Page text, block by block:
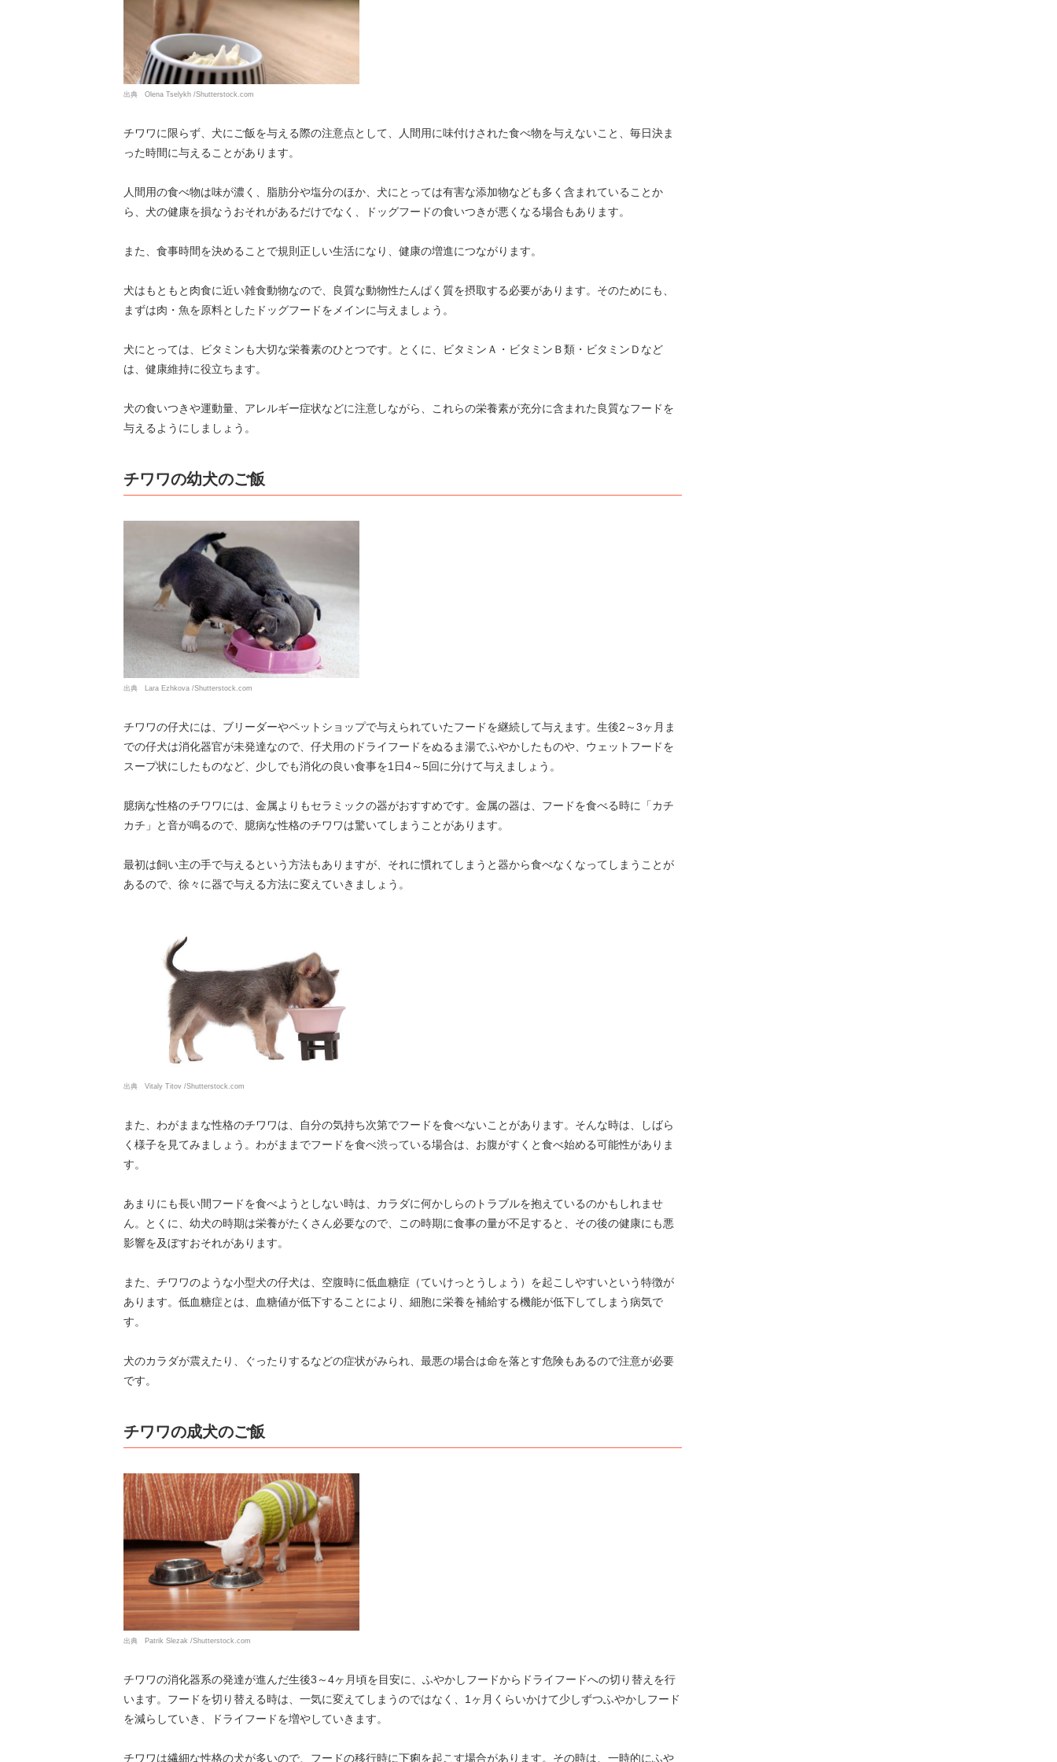
出典 Olena Tselykh /Shutterstock.com
チワワに限らず、犬にご飯を与える際の注意点として、人間用に味付けされた食べ物を与えないこと、毎日決ま
った時間に与えることがあります。
人間用の食べ物は味が濃く、脂肪分や塩分のほか、犬にとっては有害な添加物なども多く含まれていることか
ら、犬の健康を損なうおそれがあるだけでなく、ドッグフードの食いつきが悪くなる場合もあります。
また、食事時間を決めることで規則正しい生活になり、健康の増進につながります。
犬はもともと肉食に近い雑食動物なので、良質な動物性たんぱく質を摂取する必要があります。そのためにも、
まずは肉・魚を原料としたドッグフードをメインに与えましょう。
犬にとっては、ビタミンも大切な栄養素のひとつです。とくに、ビタミンＡ・ビタミンＢ類・ビタミンＤなど
は、健康維持に役立ちます。
犬の食いつきや運動量、アレルギー症状などに注意しながら、これらの栄養素が充分に含まれた良質なフードを
与えるようにしましょう。
チワワの幼犬のご飯
出典 Lara Ezhkova /Shutterstock.com
チワワの仔犬には、ブリーダーやペットショップで与えられていたフードを継続して与えます。生後2～3ヶ月ま
での仔犬は消化器官が未発達なので、仔犬用のドライフードをぬるま湯でふやかしたものや、ウェットフードを
スープ状にしたものなど、少しでも消化の良い食事を1日4～5回に分けて与えましょう。
臆病な性格のチワワには、金属よりもセラミックの器がおすすめです。金属の器は、フードを食べる時に「カチ
カチ」と音が鳴るので、臆病な性格のチワワは驚いてしまうことがあります。
最初は飼い主の手で与えるという方法もありますが、それに慣れてしまうと器から食べなくなってしまうことが
あるので、徐々に器で与える方法に変えていきましょう。
出典 Vitaly Titov /Shutterstock.com
また、わがままな性格のチワワは、自分の気持ち次第でフードを食べないことがあります。そんな時は、しばら
く様子を見てみましょう。わがままでフードを食べ渋っている場合は、お腹がすくと食べ始める可能性がありま
す。
あまりにも長い間フードを食べようとしない時は、カラダに何かしらのトラブルを抱えているのかもしれませ
ん。とくに、幼犬の時期は栄養がたくさん必要なので、この時期に食事の量が不足すると、その後の健康にも悪
影響を及ぼすおそれがあります。
また、チワワのような小型犬の仔犬は、空腹時に低血糖症（ていけっとうしょう）を起こしやすいという特徴が
あります。低血糖症とは、血糖値が低下することにより、細胞に栄養を補給する機能が低下してしまう病気で
す。
犬のカラダが震えたり、ぐったりするなどの症状がみられ、最悪の場合は命を落とす危険もあるので注意が必要
です。
チワワの成犬のご飯
出典 Patrik Slezak /Shutterstock.com
チワワの消化器系の発達が進んだ生後3～4ヶ月頃を目安に、ふやかしフードからドライフードへの切り替えを行
います。フードを切り替える時は、一気に変えてしまうのではなく、1ヶ月くらいかけて少しずつふやかしフード
を減らしていき、ドライフードを増やしていきます。
チワワは繊細な性格の犬が多いので、フードの移行時に下痢を起こす場合があります。その時は、一時的にふや